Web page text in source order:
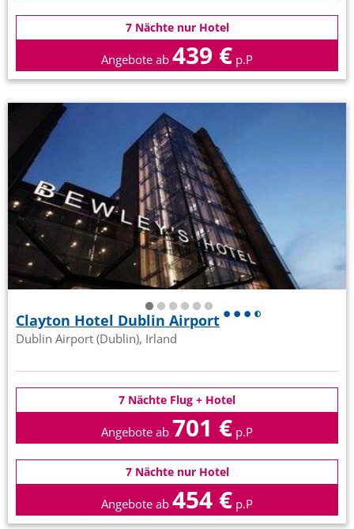
7 Nächte nur Hotel
Angebote ab 439 € p.P
Clayton Hotel Dublin Airport
Dublin Airport (Dublin), Irland
7 Nächte Flug + Hotel
Angebote ab 701 € p.P
7 Nächte nur Hotel
Angebote ab 454 € p.P